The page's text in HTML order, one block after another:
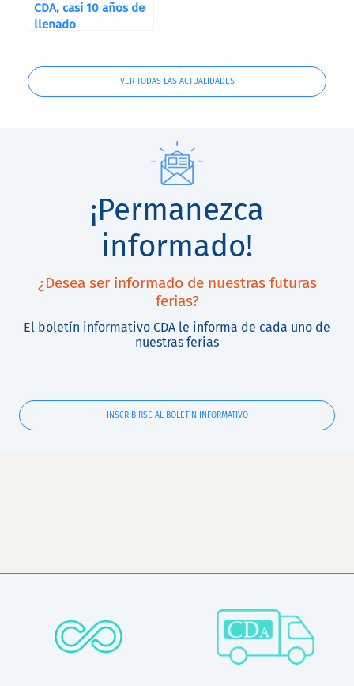
CDA, casi 10 años de
llenado
VER TODAS LAS ACTUALIDADES
¡Permanezca
informado!
¿Desea ser informado de nuestras futuras
ferias?
El boletín informativo CDA le informa de cada uno de
nuestras ferias
INSCRIBIRSE AL BOLETÍN INFORMATIVO